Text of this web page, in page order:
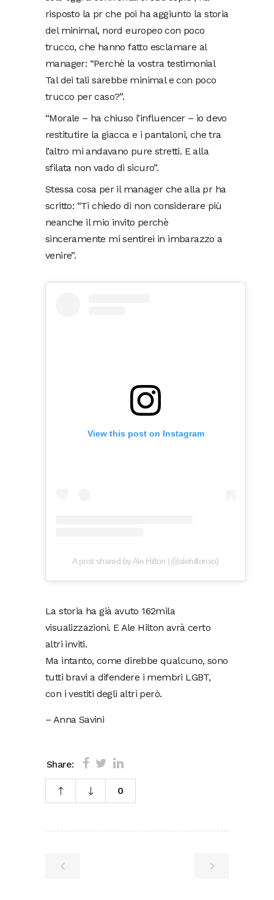
risposto la pr che poi ha aggiunto la storia
del minimal, nord europeo con poco
trucco, che hanno fatto esclamare al
manager: “Perchè la vostra testimonial
Tal dei tali sarebbe minimal e con poco
trucco per caso?”.
“Morale – ha chiuso l’influencer – io devo
restitutire la giacca e i pantaloni, che tra
l’altro mi andavano pure stretti. E alla
sfilata non vado di sicuro”.
Stessa cosa per il manager che alla pr ha
scritto: “Ti chiedo di non considerare più
neanche il mio invito perchè
sinceramente mi sentirei in imbarazzo a
venire”.
View this post on Instagram
A post shared by Ale Hilton (@alehiltonxo)
La storia ha già avuto 162mila
visualizzazioni. E Ale Hilton avrà certo
altri inviti.
Ma intanto, come direbbe qualcuno, sono
tutti bravi a difendere i membri LGBT,
con i vestiti degli altri però.
– Anna Savini
Share:
0